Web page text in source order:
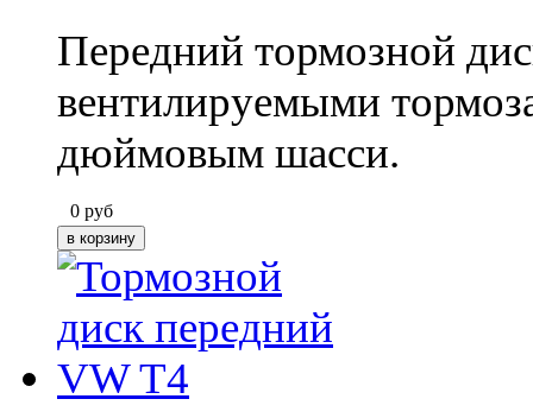
Передний тормозной
вентилируемыми
дюймовым шасси.
0 руб